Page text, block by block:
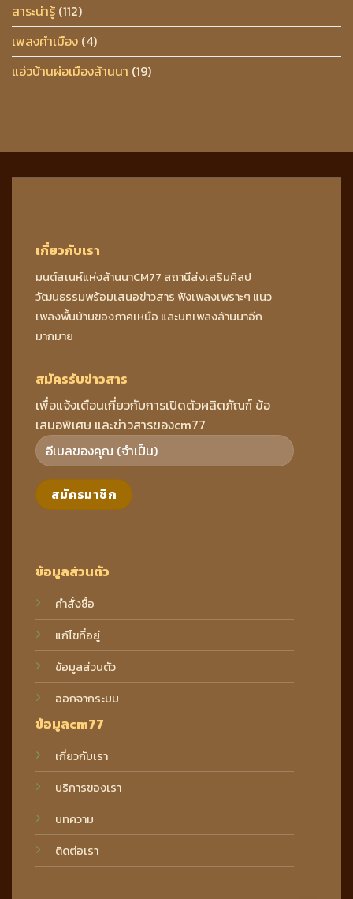
สาระน่ารู้ (112)
เพลงคำเมือง (4)
แอ่วบ้านผ่อเมืองล้านนา (19)
เกี่ยวกับเรา
มนต์สเนห์แห่งล้านนาCM77 สถานีส่งเสริมศิลป
วัฒนธรรมพร้อมเสนอข่าวสาร ฟังเพลงเพราะๆ แนว
เพลงพื้นบ้านของภาคเหนือ และบทเพลงล้านนาอีก
มากมาย
ข้อมูลส่วนตัว
คำสั่งซื้อ
แก้ไขที่อยู่
ข้อมูลส่วนตัว
ออกจากระบบ
ข้อมูลcm77
เกี่ยวกับเรา
บริการของเรา
บทความ
ติดต่อเรา
สมัครรับข่าวสาร
เพื่อแจ้งเตือนเกี่ยวกับการเปิดตัวผลิตภัณฑ์ ข้อ
เสนอพิเศษ และข่าวสารของcm77